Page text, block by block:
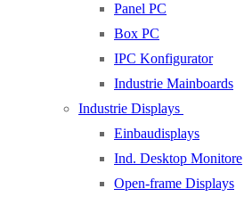
Panel PC
Box PC
IPC Konfigurator
Industrie Mainboards
Industrie Displays
Einbaudisplays
Ind. Desktop Monitore
Open-frame Displays